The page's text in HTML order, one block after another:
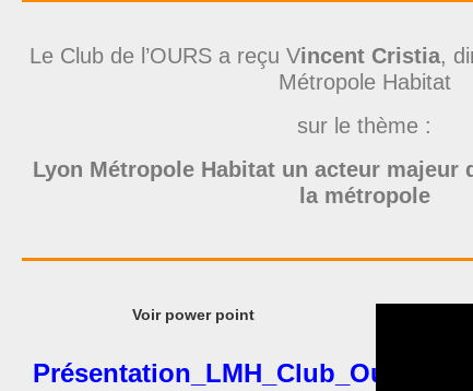
Le Club de l’OURS a reçu Vincent Cristia,
Métropole Habitat
sur le thème :
Lyon Métropole Habitat un acteur majeur
la métropole
Voir power point
Présentation_LMH_Club_Ours